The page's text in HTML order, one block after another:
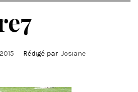
Rédigé par Josiane